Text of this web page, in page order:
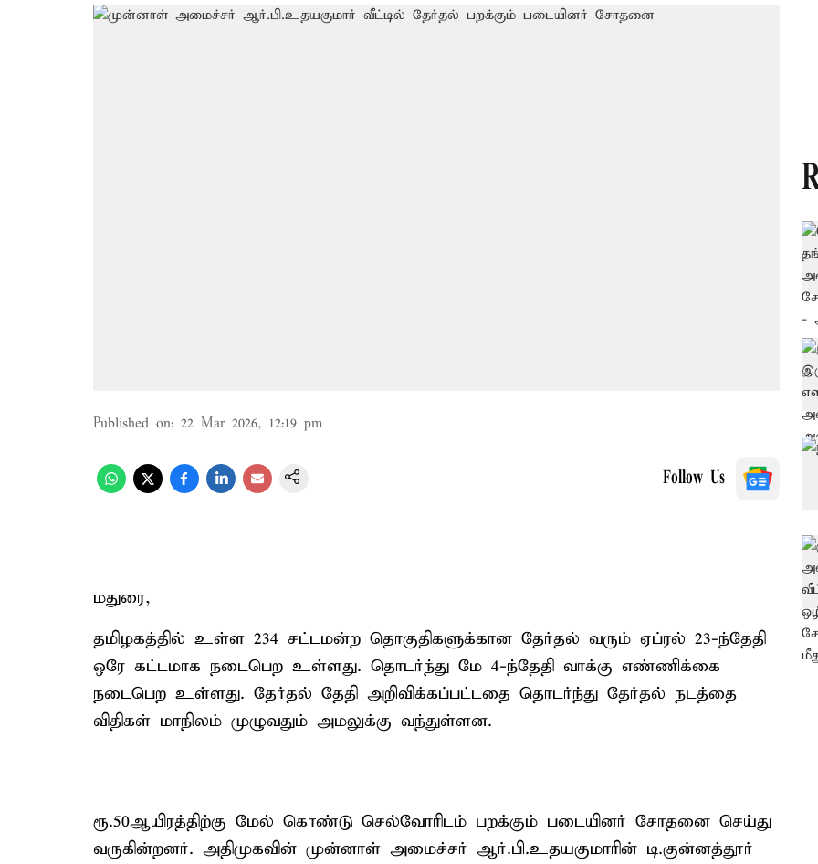
Published on: 22 Mar 2026, 12:19 pm
Follow Us
மதுரை,
தமிழகத்தில் உள்ள 234 சட்டமன்ற தொகுதிகளுக்கான தேர்தல் வரும் ஏப்ரல் 23-ந்தேதி
ஒரே கட்டமாக நடைபெற உள்ளது. தொடர்ந்து மே 4-ந்தேதி வாக்கு எண்ணிக்கை
நடைபெற உள்ளது. தேர்தல் தேதி அறிவிக்கப்பட்டதை தொடர்ந்து தேர்தல் நடத்தை
விதிகள் மாநிலம் முழுவதும் அமலுக்கு வந்துள்ளன.
ரூ.50ஆயிரத்திற்கு மேல் கொண்டு செல்வோரிடம் பறக்கும் படையினர் சோதனை செய்து
வருகின்றனர். அதிமுகவின் முன்னாள் அமைச்சர் ஆர்.பி.உதயகுமாரின் டி.குன்னத்தூர்